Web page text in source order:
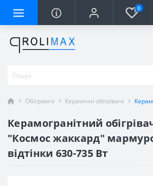
0
Обігрівачі Керамічні обігрівачі
Керамогранітний
"Космос жаккард"
відтінки 630-735 Вт